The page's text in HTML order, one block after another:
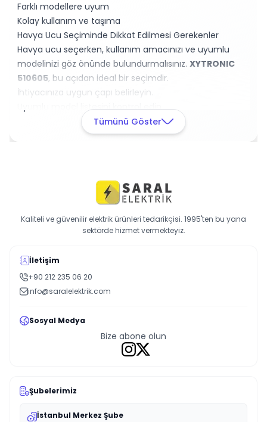
Farklı modellere uyum
Kolay kullanım ve taşıma
Havya Ucu Seçiminde Dikkat Edilmesi Gerekenler
Havya ucu seçerken, kullanım amacınızı ve uyumlu
modelinizi göz önünde bulundurmalısınız. XYTRONIC
510605, bu açıdan ideal bir seçimdir.
İhtiyacınıza uygun çapı belirleyin.
Uyumlu model listesini kontrol edin.
Kalite ve dayanıklılık açısından değerlendirin.
XYTRONIC 510605 havya ucunu
Tümünü Göster
Kaliteli ve güvenilir elektrik ürünleri tedarikçisi. 1995'ten bu yana
sektörde hizmet vermekteyiz.
İletişim
+90 212 235 06 20
info@saralelektrik.com
Sosyal Medya
Bize abone olun
Şubelerimiz
İstanbul Merkez Şube